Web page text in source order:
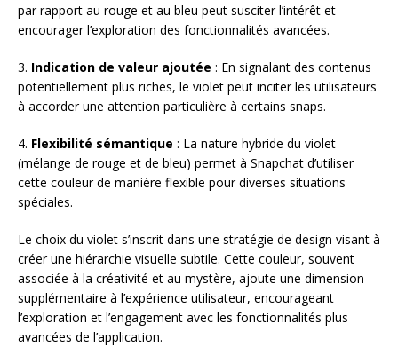
par rapport au rouge et au bleu peut susciter l’intérêt et
encourager l’exploration des fonctionnalités avancées.
3. Indication de valeur ajoutée : En signalant des contenus
potentiellement plus riches, le violet peut inciter les utilisateurs
à accorder une attention particulière à certains snaps.
4. Flexibilité sémantique : La nature hybride du violet
(mélange de rouge et de bleu) permet à Snapchat d’utiliser
cette couleur de manière flexible pour diverses situations
spéciales.
Le choix du violet s’inscrit dans une stratégie de design visant à
créer une hiérarchie visuelle subtile. Cette couleur, souvent
associée à la créativité et au mystère, ajoute une dimension
supplémentaire à l’expérience utilisateur, encourageant
l’exploration et l’engagement avec les fonctionnalités plus
avancées de l’application.